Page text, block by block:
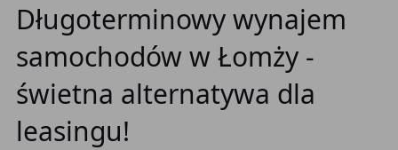
Długoterminowy wynajem
samochodów w Łomży -
świetna alternatywa dla
leasingu!